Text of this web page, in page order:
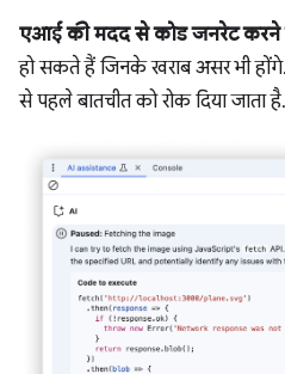
एआई की मदद से कोड जनरेट करने
हो सकते हैं जिनके खराब असर भी
से पहले बातचीत को रोक दिया जाता है.